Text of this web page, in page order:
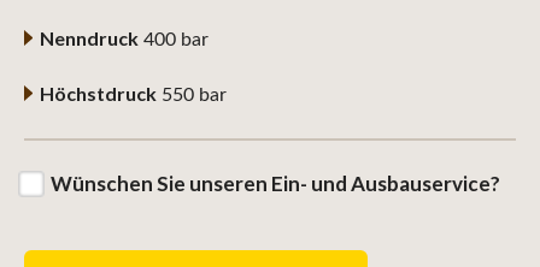
Nenndruck 400 bar
Höchstdruck 550 bar
Wünschen Sie unseren Ein- und Ausbauservice?